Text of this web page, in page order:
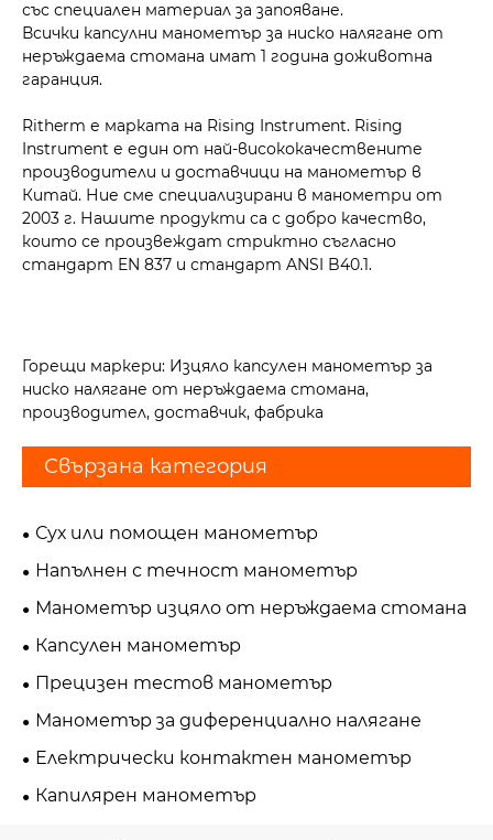
със специален материал за запояване.
Всички капсулни манометър за ниско налягане от
неръждаема стомана имат 1 година доживотна
гаранция.
Ritherm е марката на Rising Instrument. Rising
Instrument е един от най-висококачествените
производители и доставчици на манометър в
Китай. Ние сме специализирани в манометри от
2003 г. Нашите продукти са с добро качество,
които се произвеждат стриктно съгласно
стандарт EN 837 и стандарт ANSI B40.1.
Горещи маркери: Изцяло капсулен манометър за
ниско налягане от неръждаема стомана,
производител, доставчик, фабрика
Свързана категория
Сух или помощен манометър
Напълнен с течност манометър
Манометър изцяло от неръждаема стомана
Капсулен манометър
Прецизен тестов манометър
Манометър за диференциално налягане
Електрически контактен манометър
Капилярен манометър